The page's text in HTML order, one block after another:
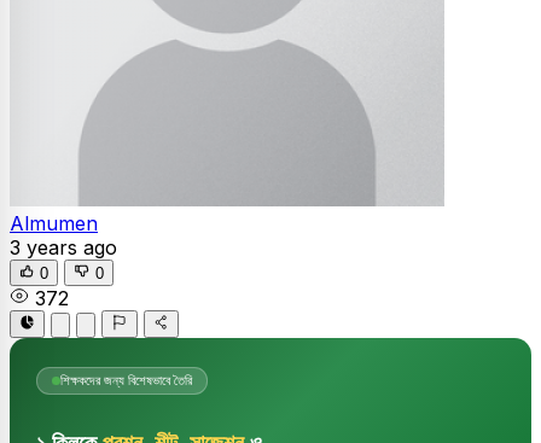
Almumen
3 years ago
0 0
372
শিক্ষকদের জন্য বিশেষভাবে তৈরি